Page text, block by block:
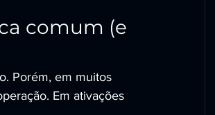
comum (e
Porém, em muitos
Em ativações